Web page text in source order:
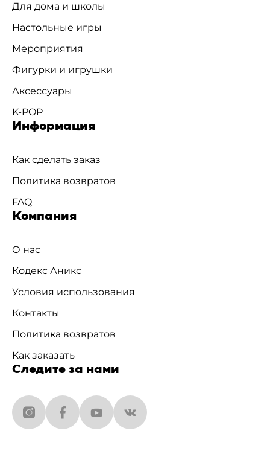
Для дома и школы
Настольные игры
Мероприятия
Фигурки и игрушки
Аксессуары
K-POP
Информация
Как сделать заказ
Политика возвратов
FAQ
Компания
О нас
Кодекс Аникс
Условия использования
Контакты
Политика возвратов
Как заказать
Следите за нами